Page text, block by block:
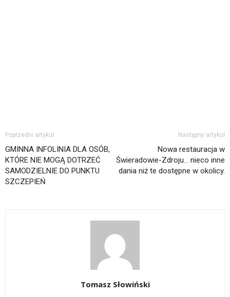
Poprzedni artykuł
GMINNA INFOLINIA DLA OSÓB,
KTÓRE NIE MOGĄ DOTRZEĆ
SAMODZIELNIE DO PUNKTU
SZCZEPIEŃ
Następny artykuł
Nowa restauracja w
Świeradowie-Zdroju… nieco inne
dania niż te dostępne w okolicy.
Tomasz Słowiński